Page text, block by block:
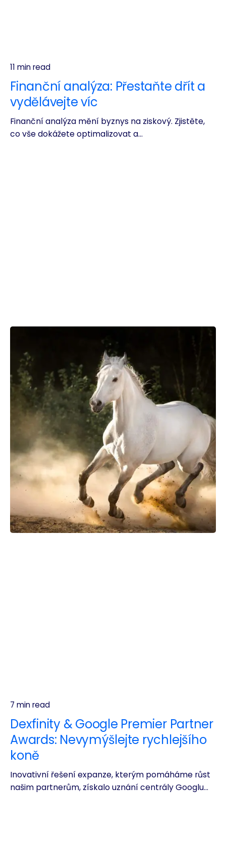
11 min read
Finanční analýza: Přestaňte dřít a
vydělávejte víc
Finanční analýza mění byznys na ziskový. Zjistěte,
co vše dokážete optimalizovat a...
7 min read
Dexfinity & Google Premier Partner
Awards: Nevymýšlejte rychlejšího
koně
Inovativní řešení expanze, kterým pomáháme růst
našim partnerům, získalo uznání centrály Googlu...